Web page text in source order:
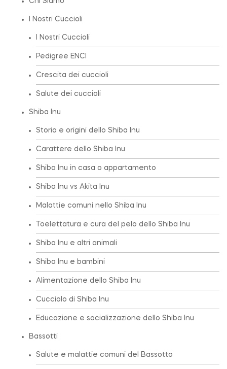
I Nostri Cuccioli
I Nostri Cuccioli
Pedigree ENCI
Crescita dei cuccioli
Salute dei cuccioli
Shiba Inu
Storia e origini dello Shiba Inu
Carattere dello Shiba Inu
Shiba Inu in casa o appartamento
Shiba Inu vs Akita Inu
Malattie comuni nello Shiba Inu
Toelettatura e cura del pelo dello Shiba Inu
Shiba Inu e altri animali
Shiba Inu e bambini
Alimentazione dello Shiba Inu
Cucciolo di Shiba Inu
Educazione e socializzazione dello Shiba Inu
Bassotti
Salute e malattie comuni del Bassotto